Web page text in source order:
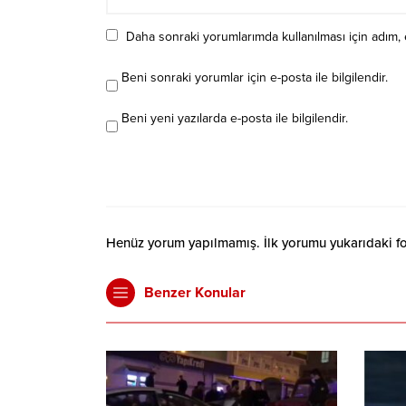
Daha sonraki yorumlarımda kullanılması için
Beni sonraki yorumlar için e-posta ile bilgilendir.
Beni yeni yazılarda e-posta ile bilgilendir.
Henüz yorum yapılmamış. İlk yorumu yukarıdaki
Benzer Konular